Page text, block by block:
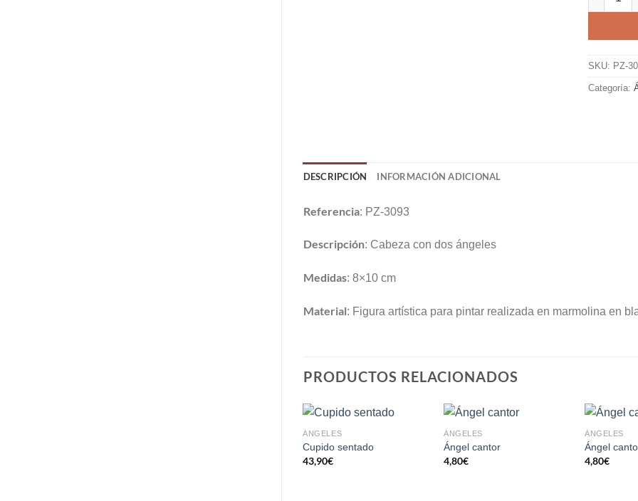
SKU: PZ-
Categoría:
DESCRIPCIÓN INFORMACIÓN ADICIONAL
Referencia: PZ-3093
Descripción: Cabeza con dos ángeles
Medidas: 8×10 cm
Material: Figura artística para pintar realizada en marmolina en
PRODUCTOS RELACIONADOS
ÁNGELES
Cupido sentado
43,90€
ÁNGELES
Ángel cantor
4,80€
ÁNGELES
Ángel
4,80€